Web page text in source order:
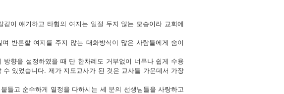
이 얘기하고 타협의 여지는 일절 두지 않는 모습이라 교회에
반론할 여지를 주지 않는 대화방식이 많은 사람들에게 숨이
향을 설정하였을 때 단 한차례도 거부없이 너무나 쉽게 수용
있었습니다. 제가 지도교사가 된 것은 교사들 가운데서 가장
들고 순수하게 열정을 다하시는 세 분의 선생님들을 사랑하고